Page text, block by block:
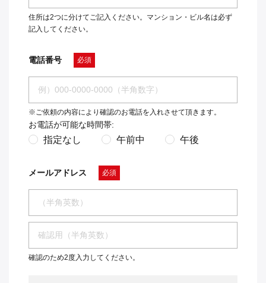
住所は2つに分けてご記入ください。マンション・ビル名は必ず
記入してください。
電話番号 必須
※ご依頼の内容により確認のお電話を入れさせて頂きます。
お電話が可能な時間帯:
指定なし 午前中 午後
メールアドレス 必須
確認のため2度入力してください。